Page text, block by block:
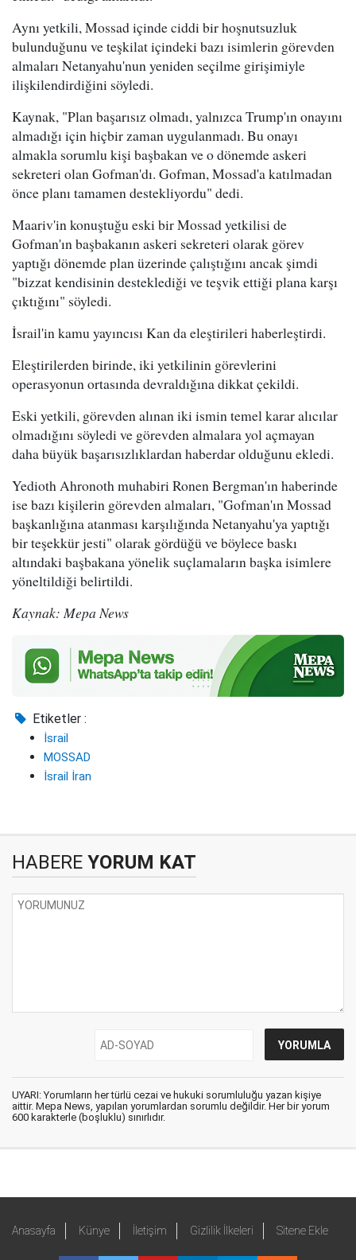
Aynı yetkili, Mossad içinde ciddi bir hoşnutsuzluk
bulunduğunu ve teşkilat içindeki bazı isimlerin görevden
almaları Netanyahu'nun yeniden seçilme girişimiyle
ilişkilendirdiğini söyledi.
Kaynak, "Plan başarısız olmadı, yalnızca Trump'ın onayını
almadığı için hiçbir zaman uygulanmadı. Bu onayı
almakla sorumlu kişi başbakan ve o dönemde askeri
sekreteri olan Gofman'dı. Gofman, Mossad'a katılmadan
önce planı tamamen destekliyordu" dedi.
Maariv'in konuştuğu eski bir Mossad yetkilisi de
Gofman'ın başbakanın askeri sekreteri olarak görev
yaptığı dönemde plan üzerinde çalıştığını ancak şimdi
"bizzat kendisinin desteklediği ve teşvik ettiği plana karşı
çıktığını" söyledi.
İsrail'in kamu yayıncısı Kan da eleştirileri haberleştirdi.
Eleştirilerden birinde, iki yetkilinin görevlerini
operasyonun ortasında devraldığına dikkat çekildi.
Eski yetkili, görevden alınan iki ismin temel karar alıcılar
olmadığını söyledi ve görevden almalara yol açmayan
daha büyük başarısızlıklardan haberdar olduğunu ekledi.
Yedioth Ahronoth muhabiri Ronen Bergman'ın haberinde
ise bazı kişilerin görevden almaları, "Gofman'ın Mossad
başkanlığına atanması karşılığında Netanyahu'ya yaptığı
bir teşekkür jesti" olarak gördüğü ve böylece baskı
altındaki başbakana yönelik suçlamaların başka isimlere
yöneltildiği belirtildi.
Kaynak: Mepa News
Etiketler :
İsrail
MOSSAD
İsrail İran
HABERE YORUM KAT
UYARI: Yorumların her türlü cezai ve hukuki sorumluluğu yazan kişiye
aittir. Mepa News, yapılan yorumlardan sorumlu değildir. Her bir yorum
600 karakterle (boşluklu) sınırlıdır.
Anasayfa Künye İletişim Gizlilik İlkeleri Sitene Ekle